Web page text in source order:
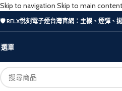
Skip to navigation Skip to main content
🛡️ RELX悅刻電子煙台灣官網：主機、煙彈、
選單